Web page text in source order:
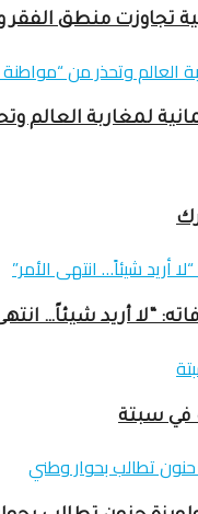
تجاوزت منطق
لمغاربة العالم
“لا أريد شيئاً…
في سبتة